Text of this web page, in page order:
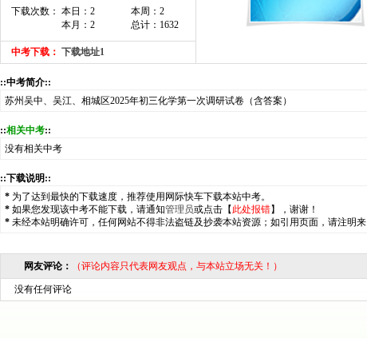
下载次数： 本日：2
本月：2
本周：2
总计：1632
中考下载： 下载地址1
::中考简介::
苏州吴中、吴江、相城区2025年初三化学第一次调研试卷（含答案）
::相关中考::
没有相关中考
::下载说明::
* 为了达到最快的下载速度，推荐使用网际快车下载本站中考。
* 如果您发现该中考不能下载，请通知管理员或点击【 此处报错】，谢谢！
* 未经本站明确许可，任何网站不得非法盗链及抄袭本站资源；如引用页面，请注明
网友评论： （评论内容只代表网友观点，与本站立场无关！）
没有任何评论